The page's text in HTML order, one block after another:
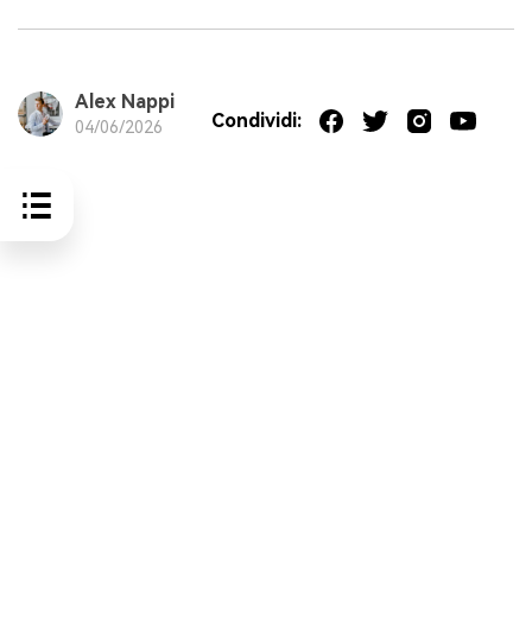
Alex Nappi
04/06/2026 Condividi: